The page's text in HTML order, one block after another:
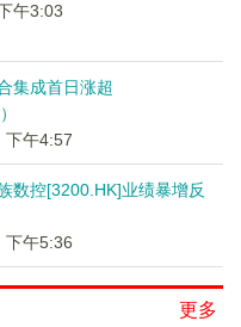
午3:03
集成首日涨超
下午4:57
数控[3200.HK]业绩暴增反
下午5:36
更多